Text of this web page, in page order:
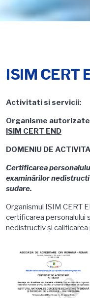
ISIM CERT
Activitati si servicii:
Organisme
ISIM CERT END
DOMENIU DE
Certificarea
examinărilor
sudare.
Organismul ISIM CERT
certificarea personalului
nedistructiv şi